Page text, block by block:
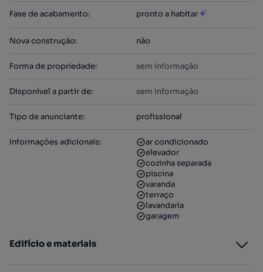
Fase de acabamento: pronto a habitar
Nova construção: não
Forma de propriedade: sem informação
Disponível a partir de: sem informação
Tipo de anunciante: profissional
Informações adicionais:
ar condicionado
elevador
cozinha separada
piscina
varanda
terraço
lavandaria
garagem
Edifício e materiais